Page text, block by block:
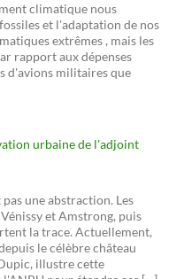
climatique nous
et l'adaptation de nos
extrêmes , mais les
rapport aux dépenses
d'avions militaires que
urbaine de l'adjoint
une abstraction. Les
et Amstrong, puis
la trace. Actuellement,
le célèbre château
illustre cette